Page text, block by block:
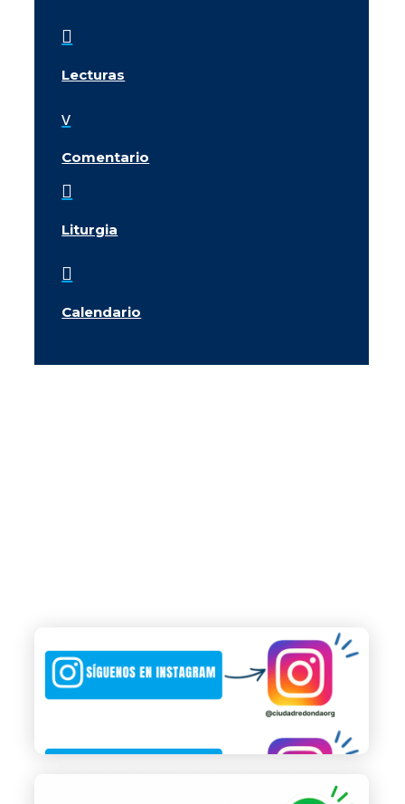

Lecturas
v
Comentario

Liturgia

Calendario